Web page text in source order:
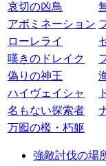
哀切の凶鳥
アボミネーション
ローレライ
嘆きのドレイク
偽りの神王
ハイヴェイシャ
名もない探索者
万囮の檻・朽躯
強敵討伐の場